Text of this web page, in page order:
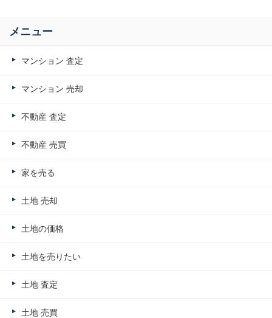
メニュー
マンション 査定
マンション 売却
不動産 査定
不動産 売買
家を売る
土地 売却
土地の価格
土地を売りたい
土地 査定
土地 売買